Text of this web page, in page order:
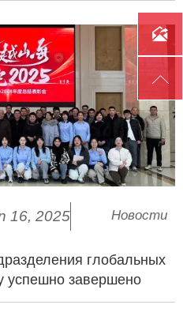
16, 2025 Новости
глобальных
успешно завершено

